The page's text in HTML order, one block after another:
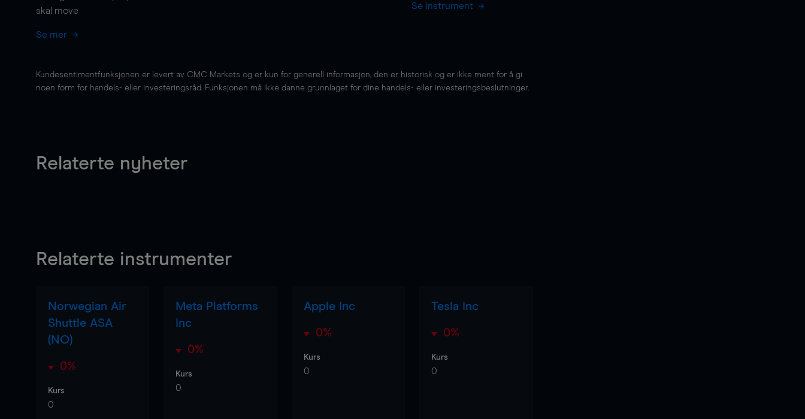
skal move
Se mer
Se instrument
Kundesentimentfunksjonen er levert av CMC Markets og er kun for generell informasjon, den er historisk og er ikke ment for å gi
noen form for handels- eller investeringsråd. Funksjonen må ikke danne grunnlaget for dine handels- eller investeringsbeslutninger.
Relaterte nyheter
Relaterte instrumenter
Norwegian Air
Shuttle ASA
(NO)
0%
Kurs
0
Meta Platforms
Inc
0%
Kurs
0
Apple Inc
0%
Kurs
0
Tesla Inc
0%
Kurs
0